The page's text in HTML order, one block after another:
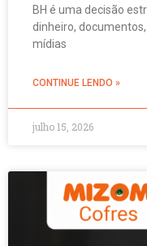
BH é uma decisão
dinheiro,
mídias
CONTINUE LENDO »
julho 15, 2026